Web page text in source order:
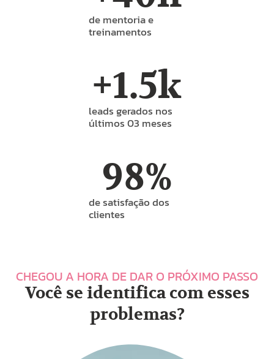
de mentoria e
treinamentos
leads gerados nos
últimos 03 meses
+1.5k
de satisfação dos
clientes
98%
CHEGOU A HORA DE DAR O PRÓXIMO PASSO
Você se identifica com esses
problemas?